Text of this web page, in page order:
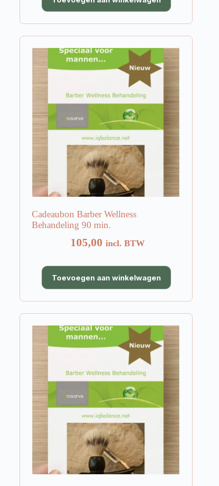
Cadeaubon Barber Wellness
Behandeling 90 min.
105,00 incl. BTW
Toevoegen aan winkelwagen